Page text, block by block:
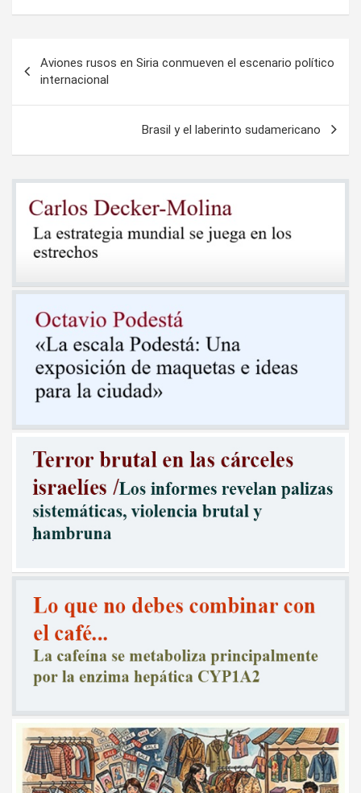
de
entradas
Aviones rusos en Siria conmueven el escenario político
internacional
Brasil y el laberinto sudamericano